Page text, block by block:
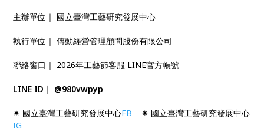
主辦單位｜ 國立臺灣工藝研究發展中心
執行單位｜ 傳動經營管理顧問股份有限公司
聯絡窗口｜ 2026年工藝節客服 LINE官方帳號
LINE ID｜ @980vwpyp
✷ 國立臺灣工藝研究發展中心FB ✷ 國立臺灣工藝研究發展中心
IG